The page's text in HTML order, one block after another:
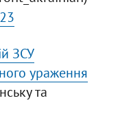
ЗСУ
ураження
та